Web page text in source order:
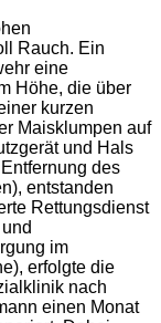
Rauch. Ein
eine
Höhe, die über
kurzen
Maisklumpen auf
und Hals
des
entstanden
Rettungsdienst
im
erfolgte die
nach
einen Monat